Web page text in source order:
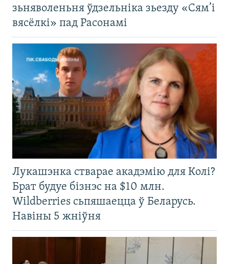
зьняволеньня ўдзельніка зьезду «Сям’і
вясёлкі» пад Расонамі
Лукашэнка стварае акадэмію для Колі?
Брат будуе бізнэс на $10 млн.
Wildberries сьпяшаецца ў Беларусь.
Навіны 5 жніўня